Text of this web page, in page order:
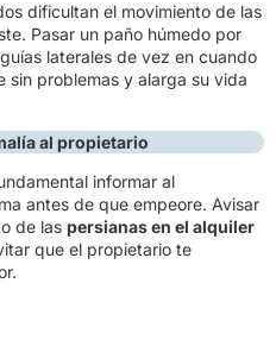
dificultan el movimiento de las
Pasar un paño húmedo por
laterales de vez en cuando
sin problemas y alarga su vida
al propietario
informar al
antes de que empeore. Avisar
de las persianas en el alquiler
que el propietario te